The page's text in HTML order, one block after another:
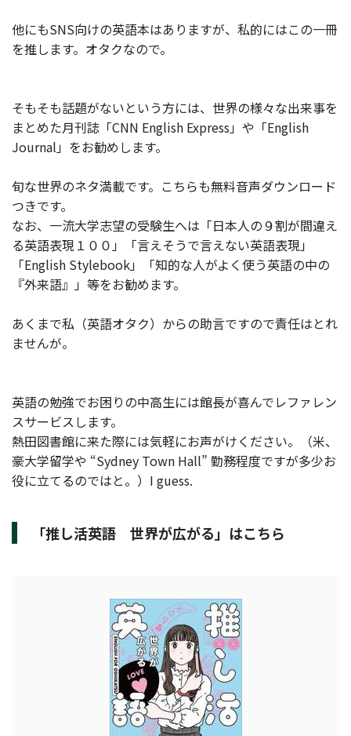
他にもSNS向けの英語本はありますが、私的にはこの一冊
を推します。オタクなので。
そもそも話題がないという方には、世界の様々な出来事を
まとめた月刊誌「CNN English Express」や「English
Journal」をお勧めします。
旬な世界のネタ満載です。こちらも無料音声ダウンロード
つきです。
なお、一流大学志望の受験生へは「日本人の９割が間違え
る英語表現１００」「言えそうで言えない英語表現」
「English Stylebook」「知的な人がよく使う英語の中の
『外来語』」等をお勧めます。
あくまで私（英語オタク）からの助言ですので責任はとれ
ませんが。
英語の勉強でお困りの中高生には館長が喜んでレファレン
スサービスします。
熱田図書館に来た際には気軽にお声がけください。（米、
豪大学留学や “Sydney Town Hall” 勤務程度ですが多少お
役に立てるのではと。）I guess.
「推し活英語 世界が広がる」はこちら